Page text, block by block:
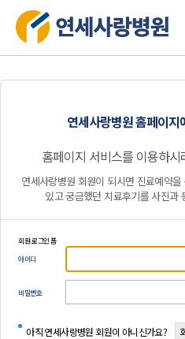
연세사랑병원 홈페이
홈페이지 서비스를 이용하
연세사랑병원 회원이 되시면 진료예약
있고 궁금했던 치료후기를 사진과
회원 로그인 폼
아이디
비밀번호
아직 연세사랑병원 회원이 아니신가요?